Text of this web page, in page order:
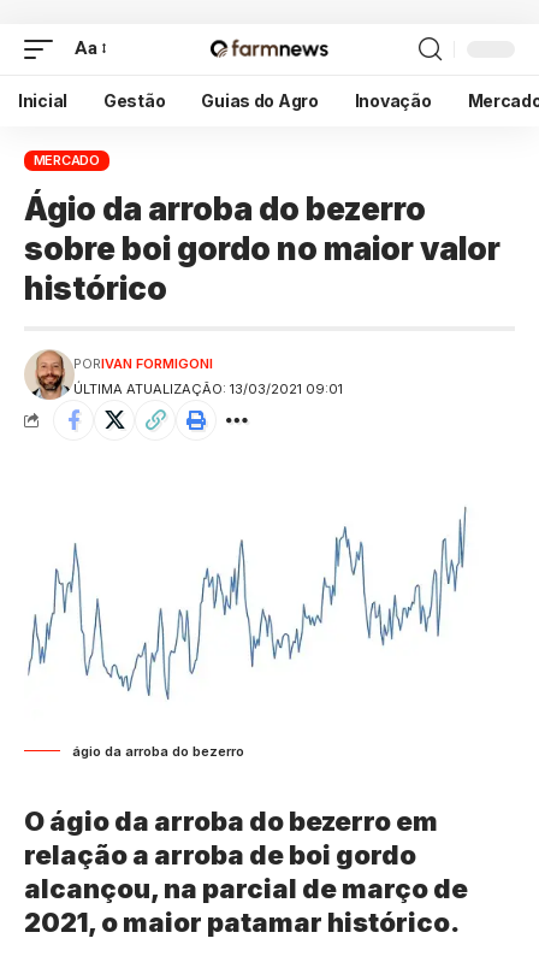
Aa
Inicial Gestão Guias do Agro Inovação
MERCADO
Ágio da arroba do bezerro
sobre boi gordo no maior valor
histórico
ÚLTIMA ATUALIZAÇÃO: 13/03/2021 09:01
PORIVAN FORMIGONI
ágio da arroba do bezerro
O ágio da arroba do bezerro em
relação a arroba de boi gordo
alcançou, na parcial de março de
2021, o maior patamar histórico.